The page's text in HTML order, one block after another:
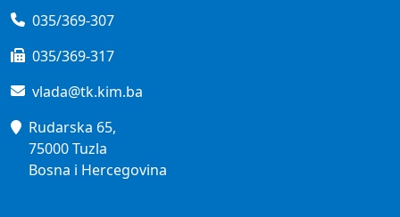
035/369-307
035/369-317
vlada@tk.kim.ba
Rudarska 65,
75000 Tuzla
Bosna i Hercegovina